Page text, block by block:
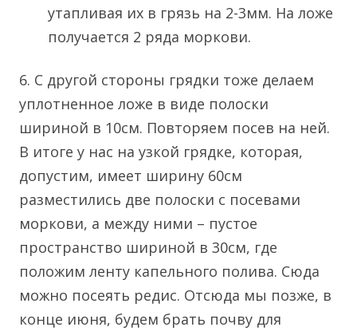
утапливая их в грязь на 2-3мм. На ложе
получается 2 ряда моркови.
6. С другой стороны грядки тоже делаем
уплотненное ложе в виде полоски
шириной в 10см. Повторяем посев на ней.
В итоге у нас на узкой грядке, которая,
допустим, имеет ширину 60см
разместились две полоски с посевами
моркови, а между ними – пустое
пространство шириной в 30см, где
положим ленту капельного полива. Сюда
можно посеять редис. Отсюда мы позже, в
конце июня, будем брать почву для